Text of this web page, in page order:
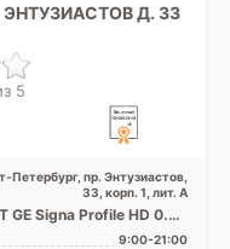
Д. 33
5
Петербург, пр. Энтузиастов,
33, корп. 1, лит. А
GE Signa Profile HD 0.2T
открытый тип
9:00-21:00